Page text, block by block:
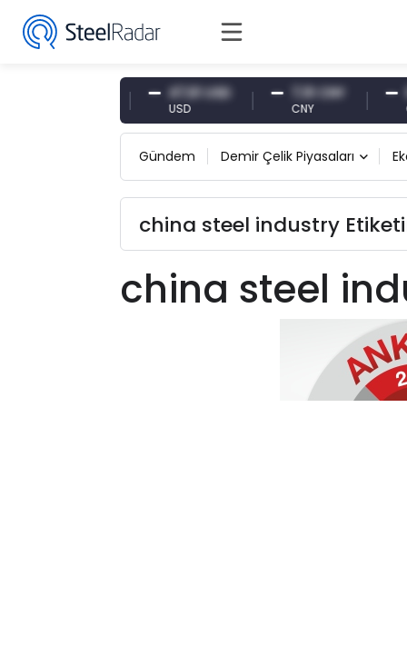
47,61 USD
USD
7,10 CNY
CNY
Gündem Demir Çelik Piyasaları
china steel industry
china steel